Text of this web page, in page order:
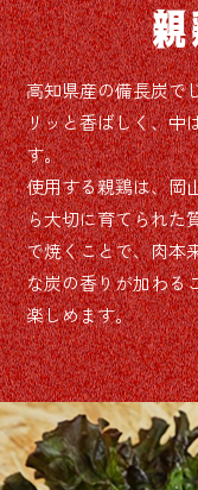
親
高知県産の備長炭で
リッと香ばしく、中
す。
使用する親鶏は、岡
ら大切に育てられた
で焼くことで、肉本
な炭の香りが加わる
楽しめます。